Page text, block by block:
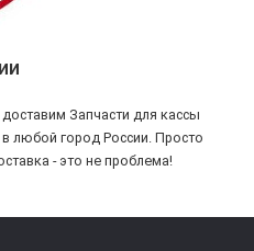
Запчасти для кассы
любой город России. Просто
- это не проблема!